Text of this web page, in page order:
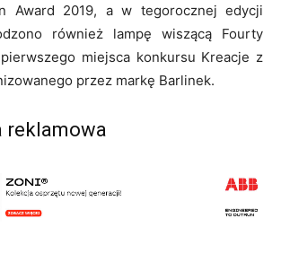
Award 2019, a w tegorocznej edycji
również lampę wiszącą Fourty
miejsca konkursu Kreacje z
przez markę Barlinek.
reklamowa